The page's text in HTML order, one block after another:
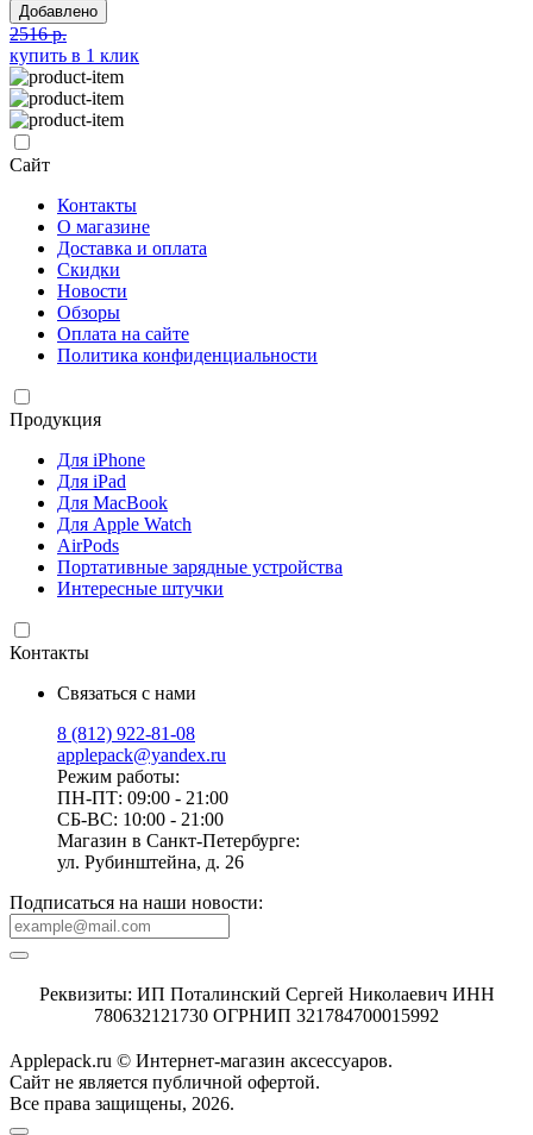
Добавлено
2516 р.
купить в 1 клик
Сайт
Контакты
О магазине
Доставка и оплата
Скидки
Новости
Обзоры
Оплата на сайте
Политика конфиденциальности
Продукция
Для iPhone
Для iPad
Для MacBook
Для Apple Watch
AirPods
Портативные зарядные устройства
Интересные штучки
Контакты
Связаться с нами
8 (812) 922-81-08
applepack@yandex.ru
Режим работы:
ПН-ПТ: 09:00 - 21:00
СБ-ВС: 10:00 - 21:00
Магазин в Санкт-Петербурге:
ул. Рубинштейна, д. 26
Подписаться на наши новости:
Реквизиты: ИП Поталинский Сергей Николаевич ИНН
780632121730 ОГРНИП 321784700015992
Applepack.ru © Интернет-магазин аксессуаров.
Cайт не является публичной офертой.
Все права защищены, 2026.